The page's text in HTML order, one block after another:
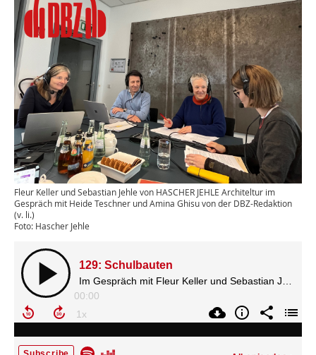
Fleur Keller und Sebastian Jehle von HASCHER JEHLE Architeltur im
Gespräch mit Heide Teschner und Amina Ghisu von der DBZ-Redaktion
(v. li.)
Foto: Hascher Jehle